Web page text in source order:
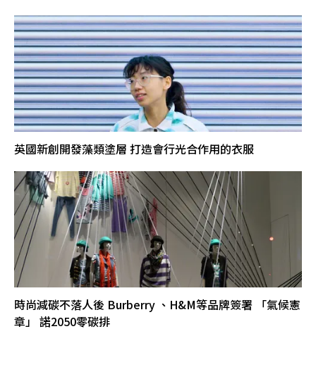
英國新創開發藻類塗層 打造會行光合作用的衣服
時尚減碳不落人後 Burberry 、H&M等品牌簽署 「氣候憲
章」 諾2050零碳排